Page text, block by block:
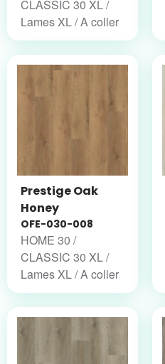
CLASSIC 30 XL /
Lames XL / A coller
Prestige Oak
Honey
OFE-030-008
HOME 30 /
CLASSIC 30 XL /
Lames XL / A coller